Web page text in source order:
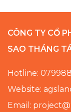
CÔNG TY CỔ
SAO THÁNG
Hotline:
Website:
Email: